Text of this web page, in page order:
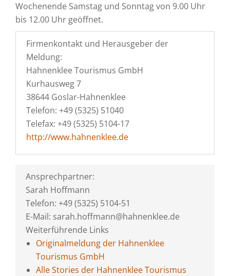
Wochenende Samstag und Sonntag von 9.00 Uhr
bis 12.00 Uhr geöffnet.
Firmenkontakt und Herausgeber der
Meldung:
Hahnenklee Tourismus GmbH
Kurhausweg 7
38644 Goslar-Hahnenklee
Telefon: +49 (5325) 51040
Telefax: +49 (5325) 5104-17
http://www.hahnenklee.de
Ansprechpartner:
Sarah Hoffmann
Telefon: +49 (5325) 5104-51
E-Mail: sarah.hoffmann@hahnenklee.de
Weiterführende Links
Originalmeldung der Hahnenklee
Tourismus GmbH
Alle Stories der Hahnenklee Tourismus